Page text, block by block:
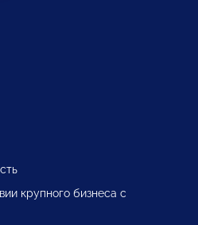
крупного бизнеса с